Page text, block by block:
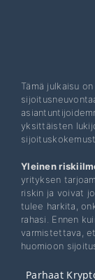
Tämä julkaisu
yksittäisten
Yleinen
yrityksen
riskin ja voivat
tulee harkita,
rahasi. Ennen
varmistettava,
huomioon
Parhaat